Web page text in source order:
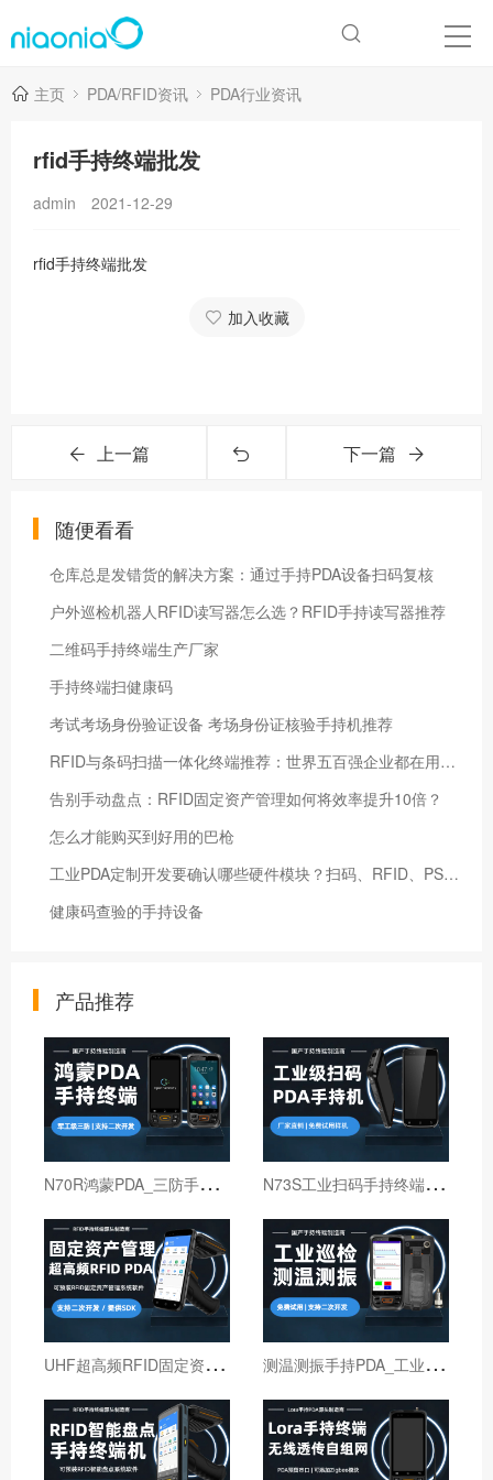
主页 PDA/RFID资讯 PDA行业资讯
rfid手持终端批发
admin 2021-12-29
rfid手持终端批发
加入收藏
上一篇 下一篇
随便看看
仓库总是发错货的解决方案：通过手持PDA设备扫码复核
户外巡检机器人RFID读写器怎么选？RFID手持读写器推荐
二维码手持终端生产厂家
手持终端扫健康码
考试考场身份验证设备 考场身份证核验手持机推荐
RFID与条码扫描一体化终端推荐：世界五百强企业都在用的智能设备
告别手动盘点：RFID固定资产管理如何将效率提升10倍？
怎么才能购买到好用的巴枪
工业PDA定制开发要确认哪些硬件模块？扫码、RFID、PSAM、指纹和系统权限怎么选
健康码查验的手持设备
产品推荐
N
70R鸿蒙PDA_三防手持PDA终端_国产鸿蒙手持终端 N
73S工业扫码手持终端｜6寸仓库出入库PDA扫码枪
U
HF超高频RFID固定资产管理手持终端机 测
温测振手持PDA_工业巡检手持终端机_红外线测温PDA